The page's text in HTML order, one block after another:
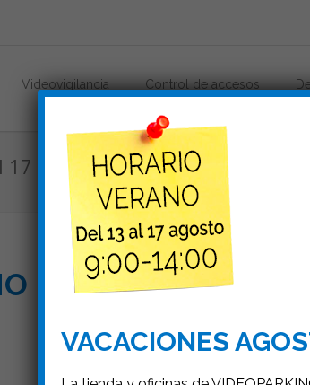
Videovigilancia Control de accesos
17 agosto 9h-14h
Del 13 al 17 agosto
VACACIONES